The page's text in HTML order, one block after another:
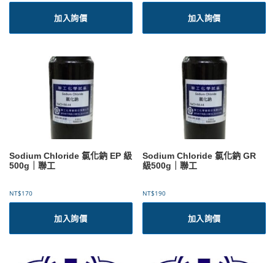
加入詢價 加入詢價
Sodium Chloride 氯化鈉 EP 級
500g｜聯工
NT$170
加入詢價
Sodium Chloride 氯化鈉 GR
級500g｜聯工
NT$190
加入詢價